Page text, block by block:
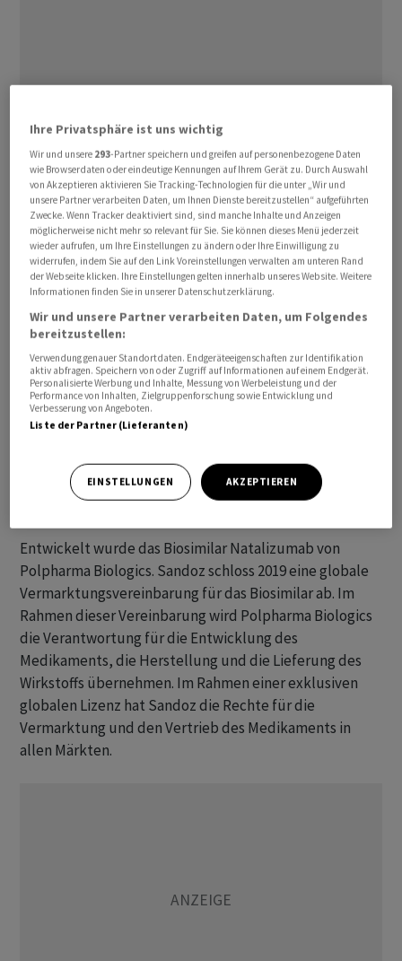
Der Ausschuss für Humanarzneimittel (CHMP) der
Europäischen Arzneimittel-Agentur (EMA) habe eine
positive Stellungnahme zur Marktzulassung des
Multiple-Sklerose-Präparats abgegeben, teilte die
Novartis-Tochter am Montag mit.
Im Antrag wurde die Zulassung des Biosimilars zur
Behandlung von Erwachsenen mit hochaktiver
schubförmig remittierender Multipler Sklerose (RRMS)
beantragt, der gleichen Indikation, die von der EMA für
das biologische Referenzpräparat von Biogen
genehmigt wurde.
Entwickelt wurde das Biosimilar Natalizumab von
Polpharma Biologics. Sandoz schloss 2019 eine globale
Vermarktungsvereinbarung für das Biosimilar ab. Im
Rahmen dieser Vereinbarung wird Polpharma Biologics
die Verantwortung für die Entwicklung des
Medikaments, die Herstellung und die Lieferung des
Wirkstoffs übernehmen. Im Rahmen einer exklusiven
globalen Lizenz hat Sandoz die Rechte für die
Vermarktung und den Vertrieb des Medikaments in
allen Märkten.
Ihre Privatsphäre ist uns wichtig
Wir und unsere 293-Partner speichern und greifen auf personenbezogene Daten
wie Browserdaten oder eindeutige Kennungen auf Ihrem Gerät zu. Durch Auswahl
von Akzeptieren aktivieren Sie Tracking-Technologien für die unter „Wir und
unsere Partner verarbeiten Daten, um Ihnen Dienste bereitzustellen“ aufgeführten
Zwecke. Wenn Tracker deaktiviert sind, sind manche Inhalte und Anzeigen
möglicherweise nicht mehr so relevant für Sie. Sie können dieses Menü jederzeit
wieder aufrufen, um Ihre Einstellungen zu ändern oder Ihre Einwilligung zu
widerrufen, indem Sie auf den Link Voreinstellungen verwalten am unteren Rand
der Webseite klicken. Ihre Einstellungen gelten innerhalb unseres Website. Weitere
Informationen finden Sie in unserer Datenschutzerklärung.
Wir und unsere Partner verarbeiten Daten, um Folgendes
bereitzustellen:
Verwendung genauer Standortdaten. Endgeräteeigenschaften zur Identifikation
aktiv abfragen. Speichern von oder Zugriff auf Informationen auf einem Endgerät.
Personalisierte Werbung und Inhalte, Messung von Werbeleistung und der
Performance von Inhalten, Zielgruppenforschung sowie Entwicklung und
Verbesserung von Angeboten.
Liste der Partner (Lieferanten)
EINSTELLUNGEN AKZEPTIEREN